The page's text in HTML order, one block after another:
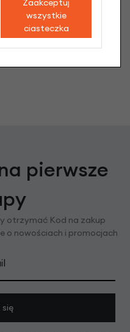
pierwsze
otrzymać Kod na zakup
o nowościach i promocjach
się
Zaakceptuj
wszystkie
ciasteczka